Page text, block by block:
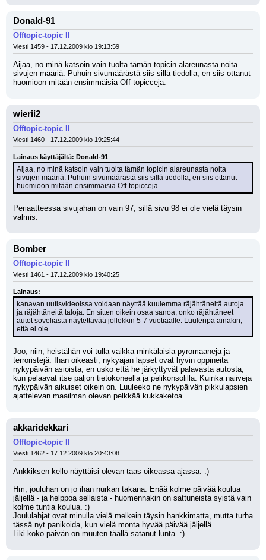
Donald-91
Offtopic-topic II
Viesti 1459 - 17.12.2009 klo 19:13:59
Aijaa, no minä katsoin vain tuolta tämän topicin alareunasta noita
sivujen määriä. Puhuin sivumäärästä siis sillä tiedolla, en siis ottanut
huomioon mitään ensimmäisiä Off-topicceja.
wierii2
Offtopic-topic II
Viesti 1460 - 17.12.2009 klo 19:25:44
Lainaus käyttäjältä: Donald-91
Aijaa, no minä katsoin vain tuolta tämän topicin alareunasta noita
sivujen määriä. Puhuin sivumäärästä siis sillä tiedolla, en siis ottanut
huomioon mitään ensimmäisiä Off-topicceja.
Periaatteessa sivujahan on vain 97, sillä sivu 98 ei ole vielä täysin
valmis.
Bomber
Offtopic-topic II
Viesti 1461 - 17.12.2009 klo 19:40:25
Lainaus:
kanavan uutisvideoissa voidaan näyttää kuulemma räjähtäneitä autoja
ja räjähtäneitä taloja. En sitten oikein osaa sanoa, onko räjähtäneet
autot soveliasta näytettävää jollekkin 5-7 vuotiaalle. Luulenpa ainakin,
että ei ole
Joo, niin, heistähän voi tulla vaikka minkälaisia pyromaaneja ja
terroristejä. Ihan oikeasti, nykyajan lapset ovat hyvin oppineita
nykypäivän asioista, en usko että he järkyttyvät palavasta autosta,
kun pelaavat itse paljon tietokoneella ja pelikonsolilla. Kuinka naiiveja
nykypäivän aikuiset oikein on. Luuleeko ne nykypäivän pikkulapsien
ajattelevan maailman olevan pelkkää kukkaketoa.
akkaridekkari
Offtopic-topic II
Viesti 1462 - 17.12.2009 klo 20:43:08
Ankkiksen kello näyttäisi olevan taas oikeassa ajassa. :)
Hm, jouluhan on jo ihan nurkan takana. Enää kolme päivää koulua
jäljellä - ja helppoa sellaista - huomennakin on sattuneista syistä vain
kolme tuntia koulua. :)
Joululahjat ovat minulla vielä melkein täysin hankkimatta, mutta turha
tässä nyt panikoida, kun vielä monta hyvää päivää jäljellä.
Liki koko päivän on muuten täällä satanut lunta. :)